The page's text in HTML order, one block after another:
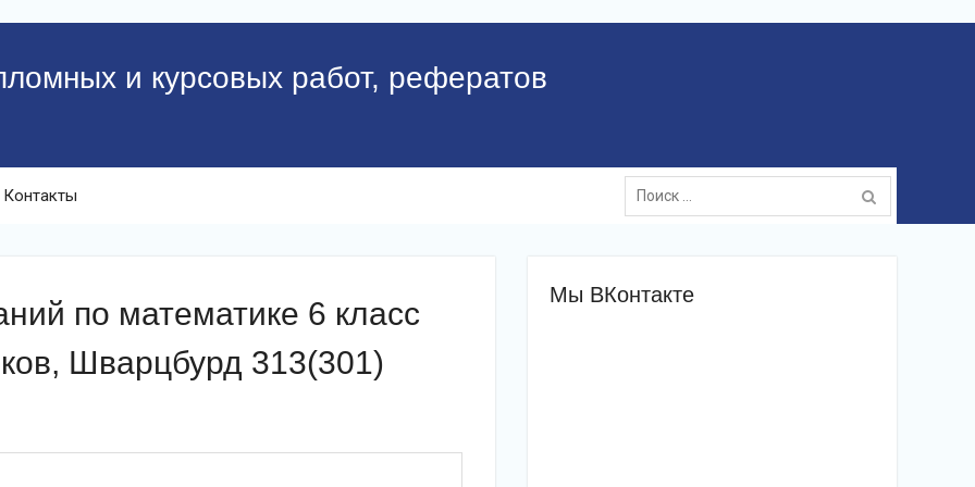
и курсовых работ, рефератов
Контакты
Поиск:
по математике 6 класс
Шварцбурд 313(301)
Мы ВКонтакте